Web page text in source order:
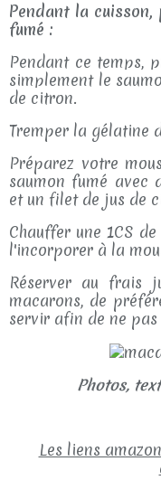
Pendant la
fumé :
Pendant ce temps,
simplement le
de citron.
Tremper la gélatine
Préparez votre
saumon fumé avec
et un filet de jus de
Chauffer une 1CS
l'incorporer à la
Réserver au frais
macarons, de
servir afin de ne
Photos,
Les liens